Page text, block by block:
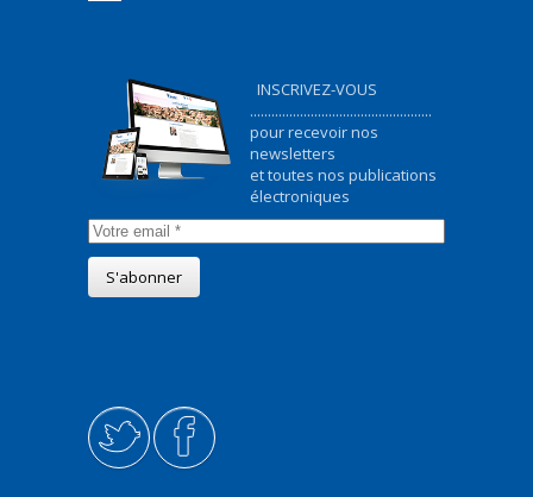
INSCRIVEZ-VOUS
...................................................
pour recevoir nos
newsletters
et toutes nos publications
électroniques